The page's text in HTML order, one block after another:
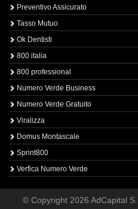
Preventivo Assicurato
Tasso Mutuo
Ok Dentisti
800 italia
800 professional
Numero Verde Business
Numero Verde Gratuito
Viralizza
Domus Montascale
Sprint800
Verfica Numero Verde
© Copyright 2026 AdCapital